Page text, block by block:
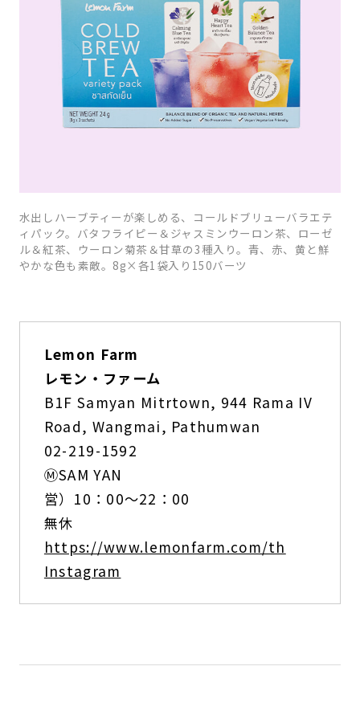
水出しハーブティーが楽しめる、コールドブリューバラエテ
ィパック。バタフライピー＆ジャスミンウーロン茶、ローゼ
ル＆紅茶、ウーロン菊茶＆甘草の3種入り。青、赤、黄と鮮
やかな色も素敵。8g×各1袋入り150バーツ
Lemon Farm
レモン・ファーム
B1F Samyan Mitrtown, 944 Rama IV
Road, Wangmai, Pathumwan
02-219-1592
ⓂSAM YAN
営）10：00〜22：00
無休
https://www.lemonfarm.com/th
Instagram